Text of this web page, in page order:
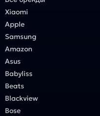
Xiaomi
Apple
Samsung
Amazon
Asus
Babyliss
Beats
Blackview
Bose